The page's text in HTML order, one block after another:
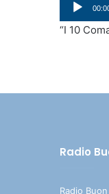
Player
“I 10
Radio
Radio